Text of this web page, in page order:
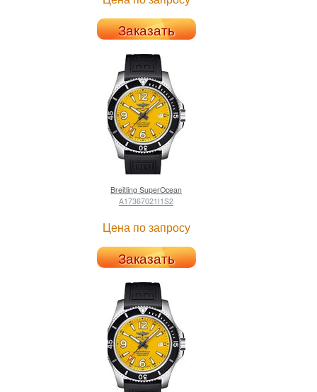
Заказать
Breitling SuperOcean
A17367021I1S2
Цена по запросу
Заказать